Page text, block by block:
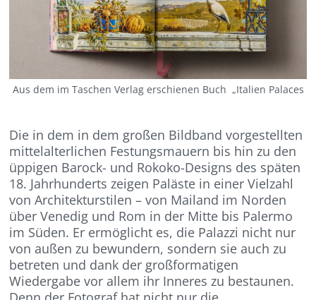
Aus dem im Taschen Verlag erschienen Buch „Italien Palaces
Die in dem in dem großen Bildband vorgestellten
mittelalterlichen Festungsmauern bis hin zu den
üppigen Barock- und Rokoko-Designs des späten
18. Jahrhunderts zeigen Paläste in einer Vielzahl
von Architekturstilen – von Mailand im Norden
über Venedig und Rom in der Mitte bis Palermo
im Süden. Er ermöglicht es, die Palazzi nicht nur
von außen zu bewundern, sondern sie auch zu
betreten und dank der großformatigen
Wiedergabe vor allem ihr Inneres zu bestaunen.